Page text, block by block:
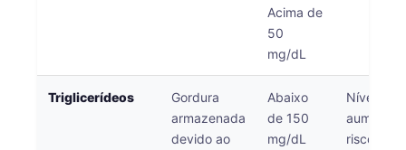
Acima de
50
mg/dL
Triglicerídeos
Gordura
armazenada
devido ao
Abaixo
de 150
mg/dL
Níveis
risco de
Hrvatski